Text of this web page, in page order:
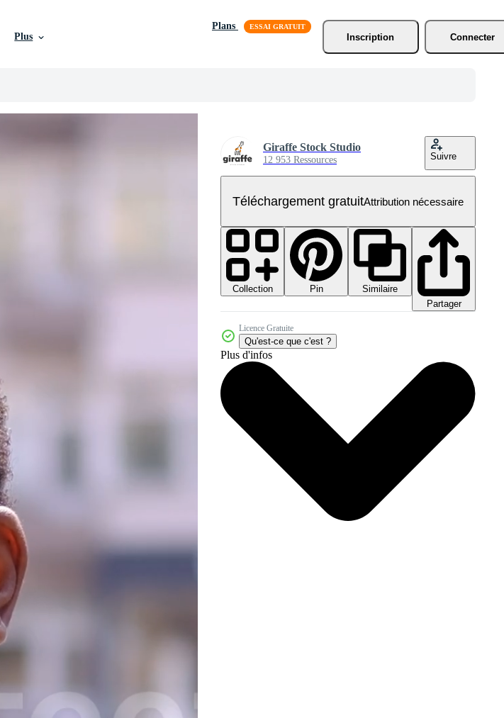
Plus
Plans
Inscription
Connecter
Giraffe Stock Studio
12 953 Ressources Suivre
Téléchargement gratuitAttribution nécessaire
Collection Pin
Similaire
Partager
Licence Gratuite
Qu'est-ce que c'est ?
Plus d'infos